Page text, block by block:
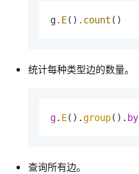
g.E() .count ()
统计每种类型边的数量。
g. E().group(). by
查询所有边。